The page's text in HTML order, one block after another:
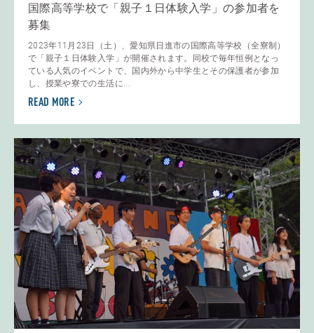
国際高等学校で「親子１日体験入学」の参加者を
募集
2023年11月23日（土）、愛知県日進市の国際高等学校（全寮制）
で「親子１日体験入学」が開催されます。同校で毎年恒例となっ
ている人気のイベントで、国内外から中学生とその保護者が参加
し、授業や寮での生活に...
READ MORE